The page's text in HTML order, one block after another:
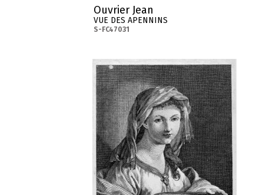
Ouvrier Jean
VUE DES APENNINS
S-FC47031